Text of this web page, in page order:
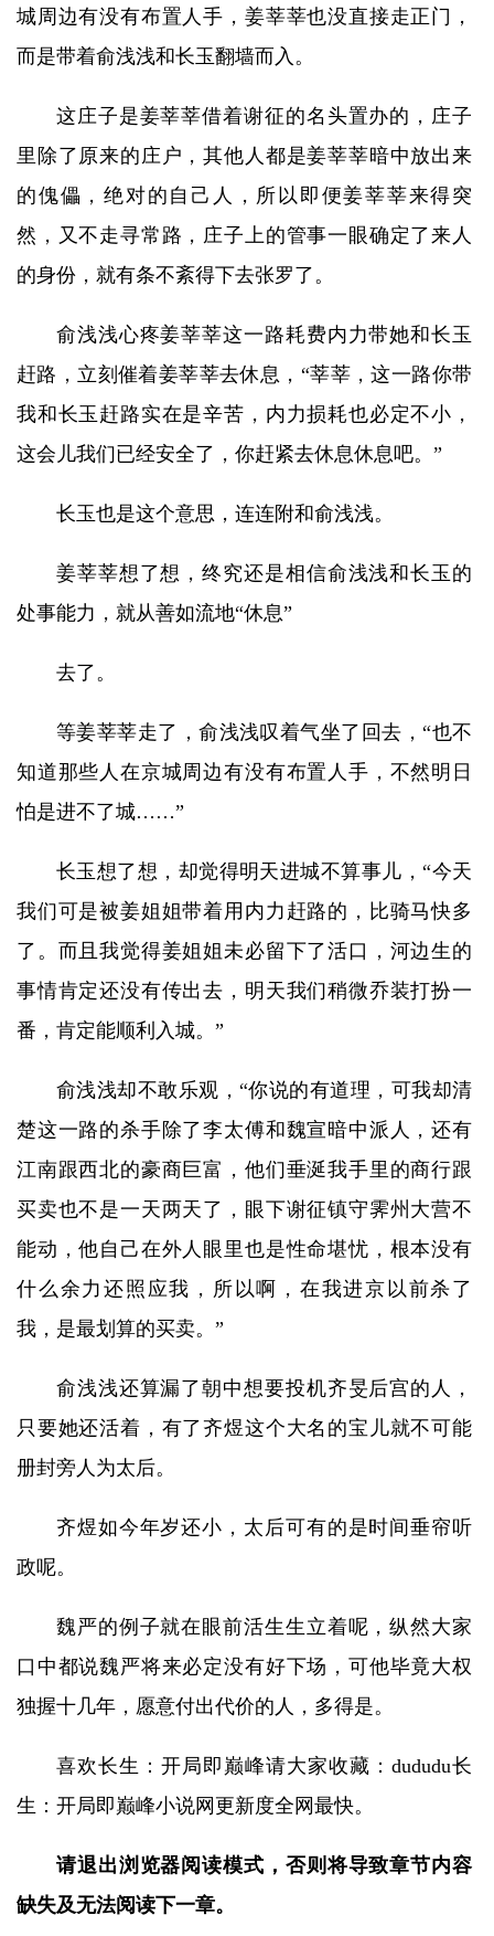
城周边有没有布置人手，姜莘莘也没直接走正门，
而是带着俞浅浅和长玉翻墙而入。
这庄子是姜莘莘借着谢征的名头置办的，庄子
里除了原来的庄户，其他人都是姜莘莘暗中放出来
的傀儡，绝对的自己人，所以即便姜莘莘来得突
然，又不走寻常路，庄子上的管事一眼确定了来人
的身份，就有条不紊得下去张罗了。
俞浅浅心疼姜莘莘这一路耗费内力带她和长玉
赶路，立刻催着姜莘莘去休息，“莘莘，这一路你带
我和长玉赶路实在是辛苦，内力损耗也必定不小，
这会儿我们已经安全了，你赶紧去休息休息吧。”
长玉也是这个意思，连连附和俞浅浅。
姜莘莘想了想，终究还是相信俞浅浅和长玉的
处事能力，就从善如流地“休息”
去了。
等姜莘莘走了，俞浅浅叹着气坐了回去，“也不
知道那些人在京城周边有没有布置人手，不然明日
怕是进不了城……”
长玉想了想，却觉得明天进城不算事儿，“今天
我们可是被姜姐姐带着用内力赶路的，比骑马快多
了。而且我觉得姜姐姐未必留下了活口，河边生的
事情肯定还没有传出去，明天我们稍微乔装打扮一
番，肯定能顺利入城。”
俞浅浅却不敢乐观，“你说的有道理，可我却清
楚这一路的杀手除了李太傅和魏宣暗中派人，还有
江南跟西北的豪商巨富，他们垂涎我手里的商行跟
买卖也不是一天两天了，眼下谢征镇守霁州大营不
能动，他自己在外人眼里也是性命堪忧，根本没有
什么余力还照应我，所以啊，在我进京以前杀了
我，是最划算的买卖。”
俞浅浅还算漏了朝中想要投机齐旻后宫的人，
只要她还活着，有了齐煜这个大名的宝儿就不可能
册封旁人为太后。
齐煜如今年岁还小，太后可有的是时间垂帘听
政呢。
魏严的例子就在眼前活生生立着呢，纵然大家
口中都说魏严将来必定没有好下场，可他毕竟大权
独握十几年，愿意付出代价的人，多得是。
喜欢长生：开局即巅峰请大家收藏：dududu长
生：开局即巅峰小说网更新度全网最快。
请退出浏览器阅读模式，否则将导致章节内容
缺失及无法阅读下一章。